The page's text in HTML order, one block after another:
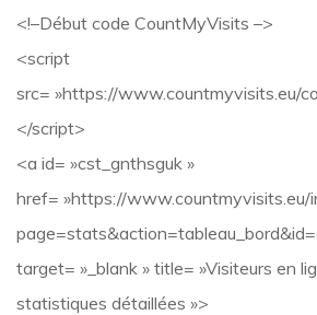
<!–Début code CountMyVisits –>
<script
src= »https://www.countmyvisits.eu/
</script>
<a id= »cst_gnthsguk »
href= »https://www.countmyvisits.eu/
target= »_blank » title= »Visiteurs en
statistiques détaillées »>